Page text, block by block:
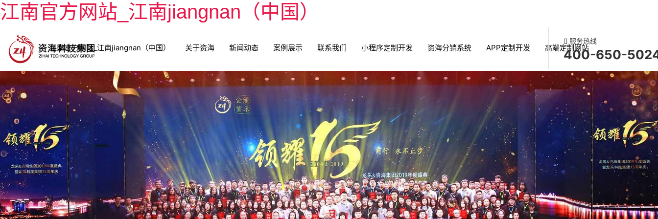
江南官方网站_江南jiangnan（中国）
江南官方网站_江南jiangnan（中国） 关于资海 新闻动态 案例展示 联系我们 小程序定制开发 资海分销系统 APP定制开发 高端定制网站
服务热线
400-650-